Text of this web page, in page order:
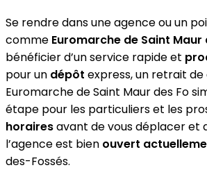
Se rendre dans une agence ou un
comme Euromarche de Saint Maur
bénéficier d’un service rapide et
pour un dépôt express, un retrait de
Euromarche de Saint Maur des Fo
étape pour les particuliers et les
horairesavant de vous déplacer et
l’agence est bien ouvert
des-Fossés.